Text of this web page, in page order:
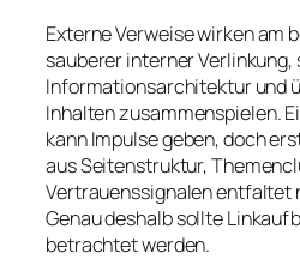
Externe Verweise wirken am
sauberer interner Verlinkung,
Informationsarchitektur und
Inhalten zusammenspielen.
kann Impulse geben, doch
aus Seitenstruktur,
Vertrauenssignalen entfaltet
Genau deshalb sollte
betrachtet werden.